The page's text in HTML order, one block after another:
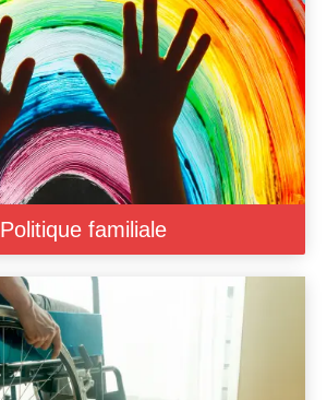
Politique familiale